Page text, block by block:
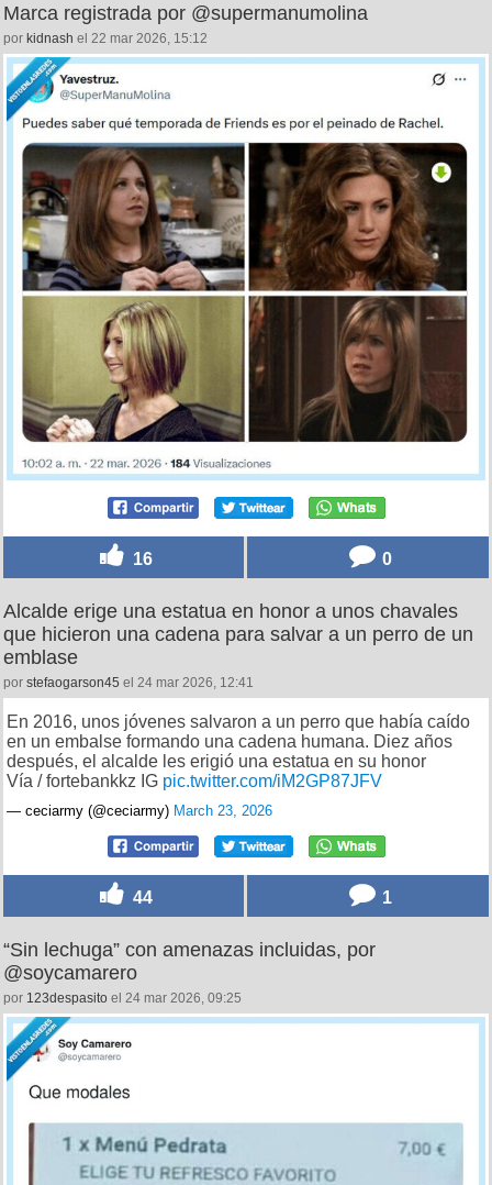
Marca registrada por @supermanumolina
por kidnash el 22 mar 2026, 15:12
16 0
Alcalde erige una estatua en honor a unos chavales
que hicieron una cadena para salvar a un perro de un
emblase
por stefaogarson45 el 24 mar 2026, 12:41
En 2016, unos jóvenes salvaron a un perro que había caído
en un embalse formando una cadena humana. Diez años
después, el alcalde les erigió una estatua en su honor
Vía / fortebankkz IG pic.twitter.com/iM2GP87JFV
— ceciarmy (@ceciarmy) March 23, 2026
44 1
“Sin lechuga” con amenazas incluidas, por
@soycamarero
por 123despasito el 24 mar 2026, 09:25